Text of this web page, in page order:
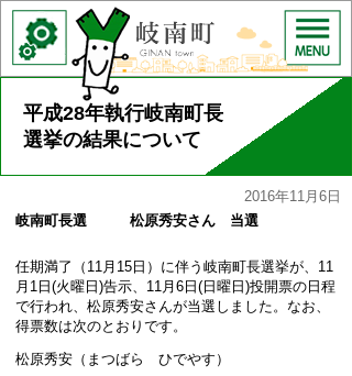
平成28年執行岐南町長
選挙の結果について
2016年11月6日
岐南町長選 松原秀安さん 当選
任期満了（11月15日）に伴う岐南町長選挙が、11
月1日(火曜日)告示、11月6日(日曜日)投開票の日程
で行われ、松原秀安さんが当選しました。なお、
得票数は次のとおりです。
松原秀安（まつばら ひでやす）